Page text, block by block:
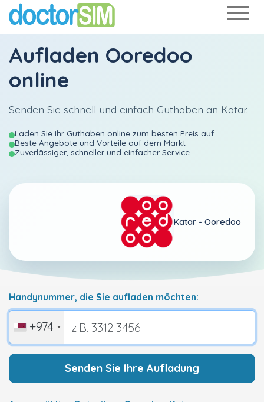
Aufladen Ooredoo
online
Senden Sie schnell und einfach Guthaben an Katar.
Laden Sie Ihr Guthaben online zum besten Preis auf
Beste Angebote und Vorteile auf dem Markt
Zuverlässiger, schneller und einfacher Service
Katar - Ooredoo
Handynummer, die Sie aufladen möchten:
+974
Senden Sie Ihre Aufladung